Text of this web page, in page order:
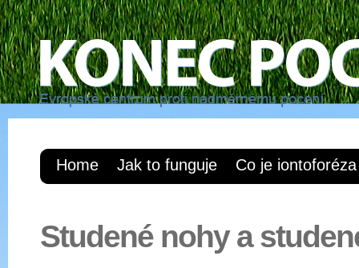
Home Jak to funguje Co je iontoforéza
Studené nohy a